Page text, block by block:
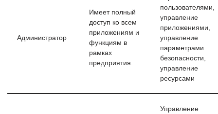
Администратор
Имеет полный
доступ ко всем
приложениям и
функциям в
рамках
предприятия.
пользователями,
управление
приложениями,
управление
параметрами
безопасности,
управление
ресурсами
Управление